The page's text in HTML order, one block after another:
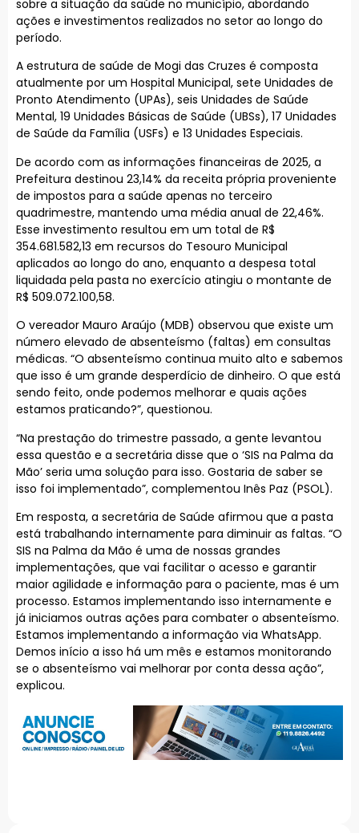
sobre a situação da saúde no município, abordando
ações e investimentos realizados no setor ao longo do
período.
A estrutura de saúde de Mogi das Cruzes é composta
atualmente por um Hospital Municipal, sete Unidades de
Pronto Atendimento (UPAs), seis Unidades de Saúde
Mental, 19 Unidades Básicas de Saúde (UBSs), 17 Unidades
de Saúde da Família (USFs) e 13 Unidades Especiais.
De acordo com as informações financeiras de 2025, a
Prefeitura destinou 23,14% da receita própria proveniente
de impostos para a saúde apenas no terceiro
quadrimestre, mantendo uma média anual de 22,46%.
Esse investimento resultou em um total de R$
354.681.582,13 em recursos do Tesouro Municipal
aplicados ao longo do ano, enquanto a despesa total
liquidada pela pasta no exercício atingiu o montante de
R$ 509.072.100,58.
O vereador Mauro Araújo (MDB) observou que existe um
número elevado de absenteísmo (faltas) em consultas
médicas. “O absenteísmo continua muito alto e sabemos
que isso é um grande desperdício de dinheiro. O que está
sendo feito, onde podemos melhorar e quais ações
estamos praticando?”, questionou.
“Na prestação do trimestre passado, a gente levantou
essa questão e a secretária disse que o ‘SIS na Palma da
Mão’ seria uma solução para isso. Gostaria de saber se
isso foi implementado”, complementou Inês Paz (PSOL).
Em resposta, a secretária de Saúde afirmou que a pasta
está trabalhando internamente para diminuir as faltas. “O
SIS na Palma da Mão é uma de nossas grandes
implementações, que vai facilitar o acesso e garantir
maior agilidade e informação para o paciente, mas é um
processo. Estamos implementando isso internamente e
já iniciamos outras ações para combater o absenteísmo.
Estamos implementando a informação via WhatsApp.
Demos início a isso há um mês e estamos monitorando
se o absenteísmo vai melhorar por conta dessa ação”,
explicou.